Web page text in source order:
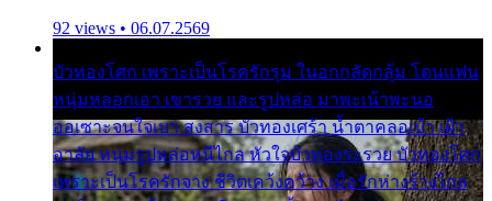
92 views • 06.07.2569
บัวทองโศก เพราะเป็นโรครักรุม ในอกกลัดกลุ้ม โดนแฟน
หนุ่มหลอกเอา เขารวย และรูปหล่อ มาพะเน้าพะนอ
ออเซาะจนใจเบา สงสาร บัวทองเศร้า น้ำตาคลอเบ้า เฝ้า
อาลัย หนุ่มรูปหล่อหนีไกล หัวใจบัวทองระรวย บัวทองโศก
เพราะเป็นโรครักจาง ชีวิตเคว้งคว้าง เมื่อรักห่างร้างไกล